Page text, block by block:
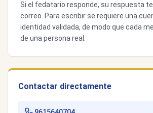
Si el fedatario responde, su respuesta
correo. Para escribir se requiere una
identidad validada, de modo que cada
de una persona real.
Contactar directamente